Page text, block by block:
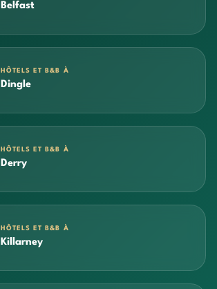
Belfast
HÔTELS ET B&B À
Dingle
HÔTELS ET B&B À
Derry
HÔTELS ET B&B À
Killarney